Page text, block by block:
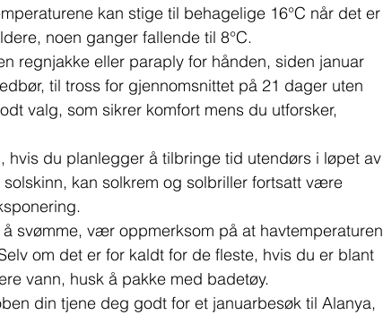
kan stige til behagelige 16°C når det er
noen ganger fallende til 8°C.
regnjakke eller paraply for hånden, siden januar
til tross for gjennomsnittet på 21 dager uten
valg, som sikrer komfort mens du utforsker,
hvis du planlegger å tilbringe tid utendørs i løpet av
kan solkrem og solbriller fortsatt være
svømme, vær oppmerksom på at havtemperaturen
om det er for kaldt for de fleste, hvis du er blant
vann, husk å pakke med badetøy.
din tjene deg godt for et januarbesøk til Alanya,